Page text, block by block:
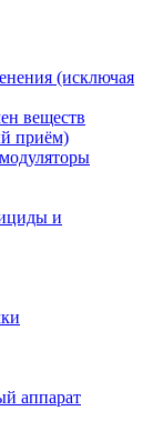
(исключая
веществ
приём)
и
аппарат